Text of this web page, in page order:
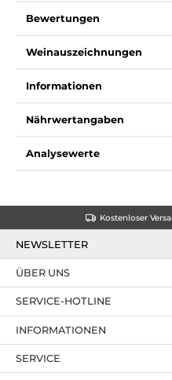
Bewertungen
Weinauszeichnungen
Informationen
Nährwertangaben
Analysewerte
Kostenloser
NEWSLETTER
SERVICE-HOTLINE
ÜBER UNS
INFORMATIONEN
SERVICE